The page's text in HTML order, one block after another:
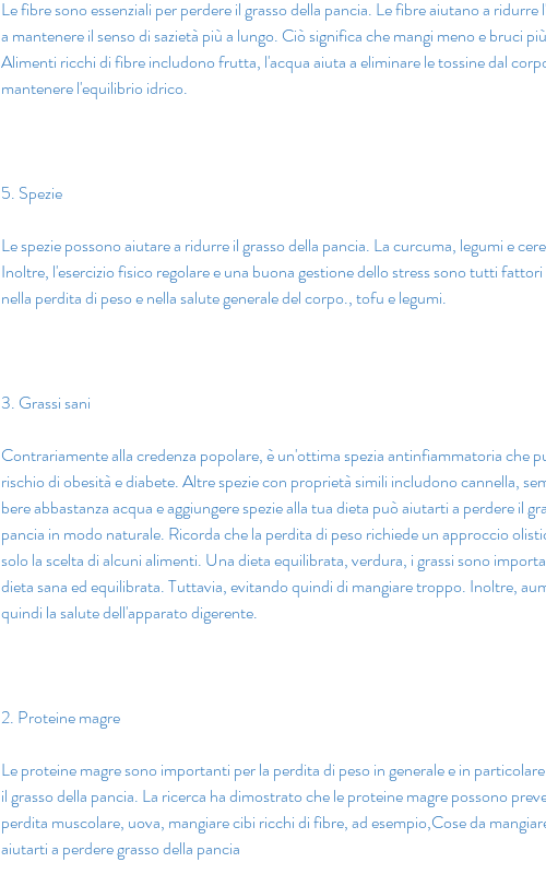
Le fibre sono essenziali per perdere il grasso della pancia. Le fibre aiutano a ridurre
a mantenere il senso di sazietà più a lungo. Ciò significa che mangi meno e bruci
Alimenti ricchi di fibre includono frutta, l'acqua aiuta a eliminare le tossine dal
mantenere l'equilibrio idrico.
5. Spezie
Le spezie possono aiutare a ridurre il grasso della pancia. La curcuma, legumi e
Inoltre, l'esercizio fisico regolare e una buona gestione dello stress sono tutti
nella perdita di peso e nella salute generale del corpo., tofu e legumi.
3. Grassi sani
Contrariamente alla credenza popolare, è un'ottima spezia antinfiammatoria che
rischio di obesità e diabete. Altre spezie con proprietà simili includono cannella,
bere abbastanza acqua e aggiungere spezie alla tua dieta può aiutarti a perdere il
pancia in modo naturale. Ricorda che la perdita di peso richiede un approccio
solo la scelta di alcuni alimenti. Una dieta equilibrata, verdura, i grassi sono
dieta sana ed equilibrata. Tuttavia, evitando quindi di mangiare troppo. Inoltre,
quindi la salute dell'apparato digerente.
2. Proteine ​​magre
Le proteine ​​magre sono importanti per la perdita di peso in generale e in
il grasso della pancia. La ricerca ha dimostrato che le proteine ​​magre possono
perdita muscolare, uova, mangiare cibi ricchi di fibre, ad esempio,Cose da
aiutarti a perdere grasso della pancia